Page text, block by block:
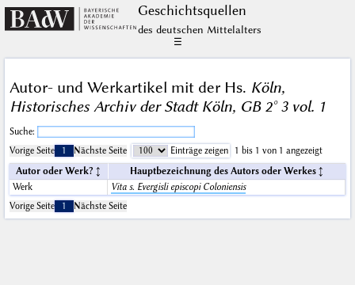
Geschichts­quellen
des deutschen Mittelalters
☰
Autor- und Werkartikel mit der Hs. Köln,
Historisches Archiv der Stadt Köln, GB 2° 3 vol. 1
Suche:
Vorige Seite
1 Nächste Seite Einträge zeigen
1 bis 1 von 1 angezeigt
Autor oder Werk?
Hauptbezeichnung des Autors oder Werkes
Werk
Vita s. Evergisli episcopi Coloniensis
Vorige Seite
1 Nächste Seite